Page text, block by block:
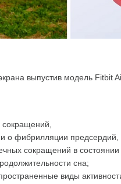
выпустив модель Fitbit
сокращений,
о фибрилляции предсердий,
сокращений в состоянии
сна;
виды